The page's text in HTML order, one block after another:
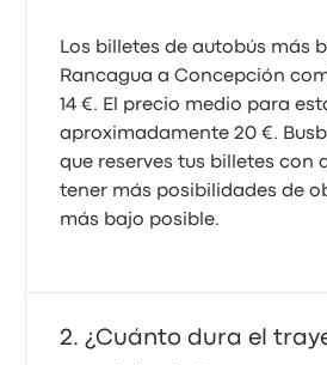
Los billetes de autobús más
Rancagua a Concepción
14 €. El precio medio para
aproximadamente 20 €.
que reserves tus billetes con
tener más posibilidades de
más bajo posible.
¿Cuánto dura el